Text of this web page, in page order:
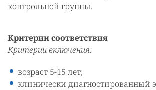
контрольной группы.
Критерии соответствия
Критерии включения:
возраст 5-15 лет;
клинически диагностированный